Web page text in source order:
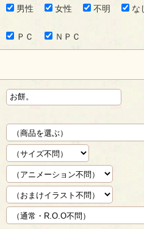
男性 女性 不明 な
ＰＣ ＮＰＣ